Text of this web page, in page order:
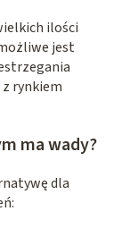
ilości
jest
rynkiem
ma wady?
dla